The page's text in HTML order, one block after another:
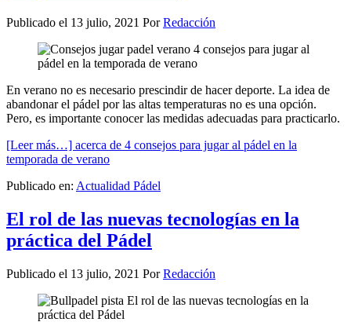
Publicado el 13 julio, 2021 PorRedacción
En verano no es necesario prescindir de hacer deporte. La idea de
abandonar el pádel por las altas temperaturas no es una opción.
Pero, es importante conocer las medidas adecuadas para practicarlo.
[Leer más…] acerca de 4 consejos para jugar al pádel en la
temporada de verano
Publicado en: Actualidad Pádel
El rol de las nuevas tecnologías en la
práctica del Pádel
Publicado el 13 julio, 2021 PorRedacción